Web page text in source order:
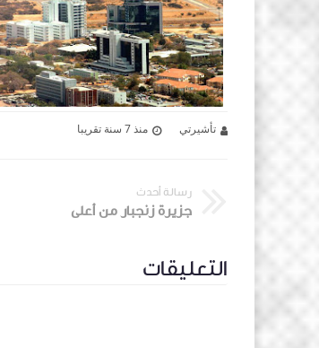
تأشيرتي منذ 7 سنة تقريبا
رسالة أحدث
جزيرة زنجبار من أعلى
التعليقات